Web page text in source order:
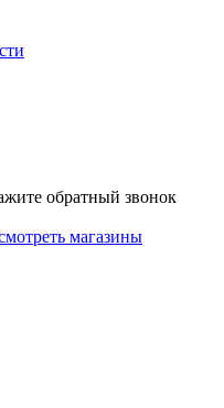
обратный звонок
магазины